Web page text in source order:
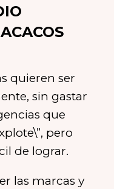
quieren ser
sin gastar
que
pero
de lograr.
las marcas y